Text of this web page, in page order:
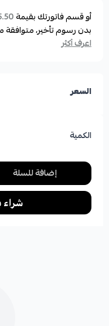
أو قسم فاتورتك بقيمة5.50
بدون رسوم تأخير، متوافقة
اعرف أكثر
السعر
الكمية
إضافة للسلة